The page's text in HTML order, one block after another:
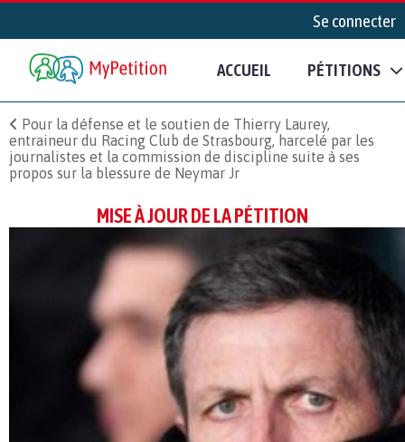
Se connecter
ACCUEIL PÉTITIONS
Pour la défense et le soutien de Thierry Laurey,
entraineur du Racing Club de Strasbourg, harcelé par les
journalistes et la commission de discipline suite à ses
propos sur la blessure de Neymar Jr
MISE À JOUR DE LA PÉTITION